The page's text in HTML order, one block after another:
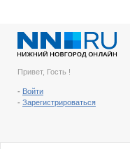
Привет, Гость !
- Войти
- Зарегистрироваться